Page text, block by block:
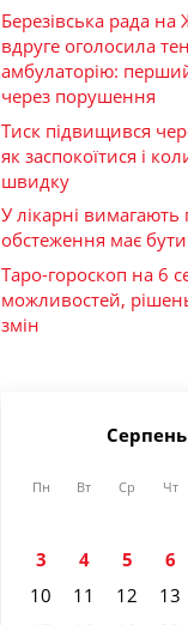
Березівська рада
вдруге оголосила
амбулаторію:
через порушення
Тиск підвищився
як заспокоїтися і
швидку
У лікарні вимагають
обстеження має
Таро-гороскоп на 6
можливостей,
змін
Пн Вт Ср Чт
3
4 5 6
10
11 12 13